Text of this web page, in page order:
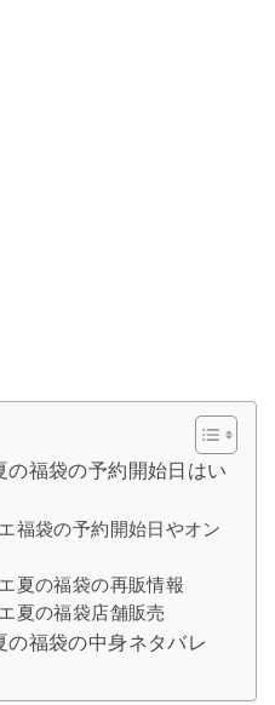
福袋の予約開始日はい
福袋の予約開始日やオン
夏の福袋の再販情報
夏の福袋店舗販売
福袋の中身ネタバレ